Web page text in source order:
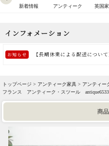
新着情報 アンティーク 英国
トップページ > アンティーク家具 > アンティー
フランス アンティーク・スツール
商